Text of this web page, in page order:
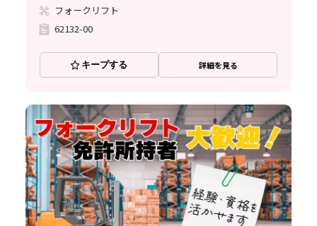
フォークリフト
62132-00
キープする 詳細を見る